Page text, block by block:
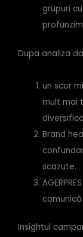
grupuri
Dupa analiza
un scor
mult mai
Brand
scazute.
Insightul